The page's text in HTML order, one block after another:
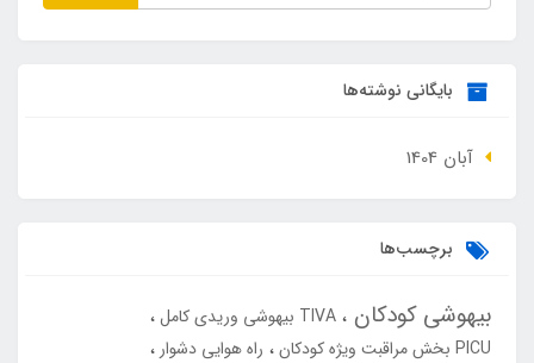
بایگانی نوشته‌ها
آبان 1404
برچسب‌ها
بیهوشی کودکان
TIVA بیهوشی وریدی کامل
PICU بخش مراقبت ویژه کودکان
راه هوایی دشوار